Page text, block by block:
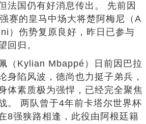
法国仍有好消息传出。 先前因
赛的皇马中场大将楚阿梅尼（A
）伤势复原良好，昨日已参与
回归。
（Kylian Mbappé）日前因巴拉
身陷风波，德尚也力挺子弟兵，
体素质极为强悍，已经完全聚焦
。 两队曾于4年前卡塔尔世界杯
8强狭路相逢，此役由阿根廷籍